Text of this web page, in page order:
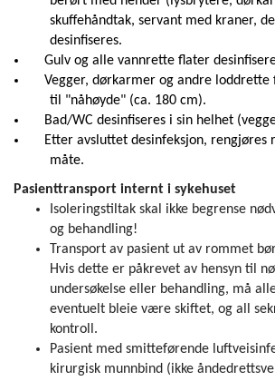
skuffehåndtak, servant med kraner,
desinfiseres.
Gulv og alle vannrette flater
Vegger, dørkarmer og andre loddrette
til "nåhøyde" (ca. 180 cm).
Bad/WC desinfiseres i sin helhet
Etter avsluttet desinfeksjon, rengjøres
måte.
Pasienttransport internt i sykehuset
Isoleringstiltak skal ikke begrense
og behandling!
Transport av pasient ut av rommet
Hvis dette er påkrevet av hensyn til
undersøkelse eller behandling, må
eventuelt bleie være skiftet, og all
kontroll.
Pasient med smitteførende
kirurgisk munnbind (ikke